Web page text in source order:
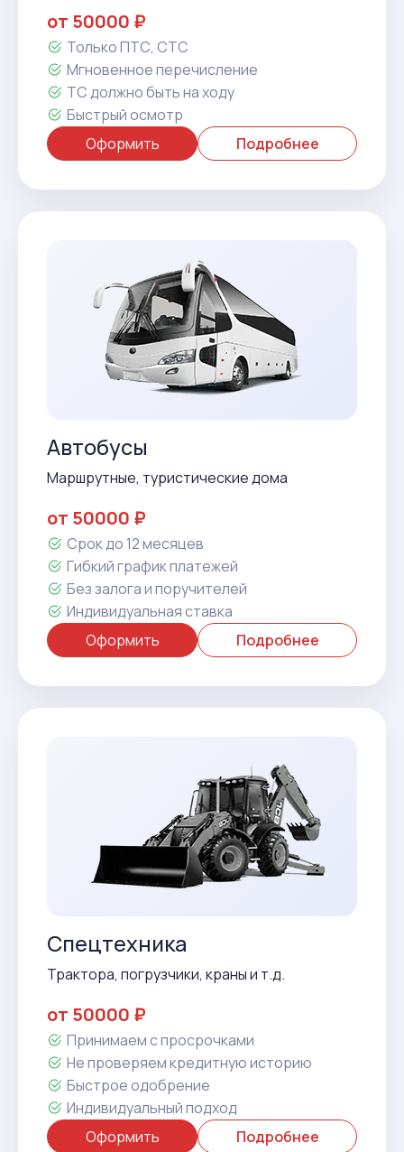
от 50000 ₽
Только ПТС, СТС
Мгновенное перечисление
ТС должно быть на ходу
Быстрый осмотр
Оформить
Подробнее
Автобусы
Маршрутные, туристические дома
от 50000 ₽
Срок до 12 месяцев
Гибкий график платежей
Без залога и поручителей
Индивидуальная ставка
Оформить
Подробнее
Спецтехника
Трактора, погрузчики, краны и т.д.
от 50000 ₽
Принимаем с просрочками
Не проверяем кредитную историю
Быстрое одобрение
Индивидуальный подход
Оформить
Подробнее